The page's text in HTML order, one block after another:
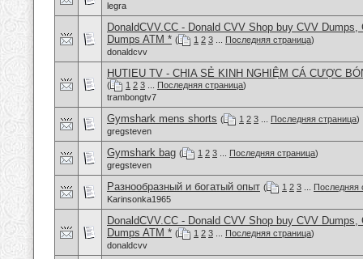
legra
DonaldCVV.CC - Donald CVV Shop buy CVV
Dumps ATM * ( 1 2 3 Последняя страница)
donaldcvv
HUTIEU TV - CHIA SẺ KINH NGHIỆM CÁ CƯỢC
( 1 2 3 Последняя страница)
trambongtv7
Gymshark mens shorts ( 1 2 3 Последняя страница)
gregsteven
Gymshark bag ( 1 2 3 Последняя страница)
gregsteven
Разнообразный и богатый опыт ( 1 2 3
Последняя
Karinsonka1965
DonaldCVV.CC - Donald CVV Shop buy CVV
Dumps ATM * ( 1 2 3 Последняя страница)
donaldcvv